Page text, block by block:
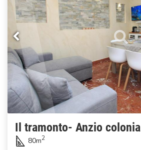
Il tramonto- Anzio colonia
80m2